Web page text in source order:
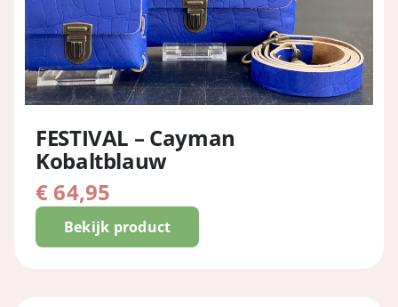
FESTIVAL – Cayman
Kobaltblauw
Bekijk product
€ 64,95